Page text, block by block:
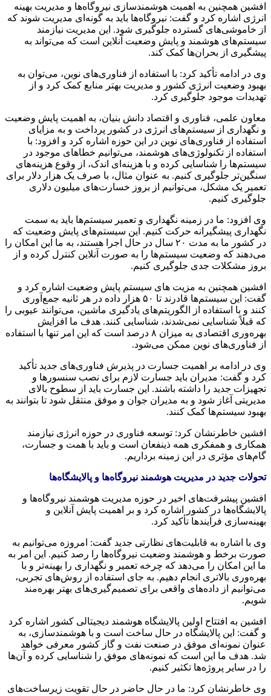
افشین همچنین به اهمیت هوشمندسازی نیروگاه‌ها و مدیریت بهینه
انرژی اشاره کرد و گفت: نیروگاه‌ها باید به گونه‌ای مدیریت شوند که
از خاموشی‌های گسترده جلوگیری شود. این مدیریت نیازمند
سیستم‌های هوشمند و پایش وضعیت آنلاین است که می‌تواند به
پیشگیری از بحران‌ها کمک کند.
وی در ادامه تأکید کرد: با استفاده از فناوری‌های نوین، می‌توان به
بهبود وضعیت انرژی کشور و مدیریت بهتر منابع کمک کرد و از
تهدیدات موجود جلوگیری کرد.
معاون علمی، فناوری و اقتصاد دانش بنیان، به اهمیت پایش وضعیت
و نگهداری از سیستم‌های انرژی در کشور پرداخت و به مزایای
استفاده از فناوری‌های نوین در این حوزه اشاره کرد و افزود: با
استفاده از تکنولوژی‌های هوشمند، می‌توانیم خطاهای موجود در
سیستم‌ها را شناسایی کرده و با هزینه‌ای اندک، از وقوع هزینه‌های
سنگین‌تر جلوگیری کنیم. به عنوان مثال، با صرف یک هزار دلار برای
تعمیر یک مشکل، می‌توانیم از بروز خسارت‌های میلیون دلاری
جلوگیری کنیم.
وی افزود: ما در زمینه نگهداری و تعمیر سیستم‌ها باید به سمت
نگهداری پیشگیرانه حرکت کنیم. این سیستم‌های پایش وضعیت که
در کشور ما به مدت ۲۰ سال در حال اجرا هستند، به ما این امکان را
می‌دهند که وضعیت سیستم‌ها را به صورت آنلاین کنترل کرده و از
بروز مشکلات جدی جلوگیری کنیم.
افشین همچنین به مزیت های سیستم پایش وضعیت اشاره کرد و
گفت: این سیستم‌ها قادرند تا ۵۰ هزار داده در هر ثانیه جمع‌آوری
کنند و با استفاده از الگوریتم‌های یادگیری ماشین، می‌توانند عیوبی را
که قبلاً شناسایی نمی‌شدند، شناسایی کنند. هدف ما افزایش
بهره‌وری اقتصادی به میزان ۸ درصد است که این امر تنها با استفاده
از فناوری‌های نوین ممکن می‌شود.
وی در ادامه بر اهمیت جسارت در پذیرش فناوری‌های جدید تأکید
کرد و گفت: مدیران باید جسارت لازم برای نصب سنسورها و
تجهیزات جدید را داشته باشند. این جسارت باید از سطوح بالای
مدیریتی آغاز شود و به مدیران جوان و موفق منتقل شود تا بتوانند به
بهبود سیستم‌ها کمک کنند.
افشین خاطرنشان کرد: توسعه فناوری در حوزه انرژی نیازمند
همکاری و همفکری همه ذینفعان است و باید با همت و جسارت،
گام‌های مؤثری در این زمینه برداریم.
تحولات جدید در مدیریت هوشمند نیروگاه‌ها و پالایشگاه‌ها
افشین پیشرفت‌های اخیر در حوزه مدیریت هوشمند نیروگاه‌ها و
پالایشگاه‌ها در کشور اشاره کرد و بر اهمیت پایش آنلاین و
بهینه‌سازی فرآیندها تأکید کرد.
وی با اشاره به قابلیت‌های نظارتی جدید گفت: امروزه می‌توانیم به
صورت برخط و هوشمند وضعیت نیروگاه‌ها را رصد کنیم. این امر به
ما این امکان را می‌دهد که چرخه تعمیر و نگهداری را بهینه‌تر و با
بهره‌وری بالاتری انجام دهیم. به جای استفاده از روش‌های تجربی،
می‌توانیم از داده‌های واقعی برای تصمیم‌گیری‌های بهتر بهره‌مند
شویم.
افشین به افتتاح اولین پالایشگاه هوشمند دیجیتالی کشور اشاره کرد
و گفت: این پالایشگاه در حال ساخت است و با هوشمندسازی، به
عنوان نمونه‌ای موفق در صنعت نفت و گاز کشور معرفی خواهد
شد. هدف ما این است که نمونه‌های موفق را شناسایی کرده و آن‌ها
را در سایر پروژه‌ها تکثیر کنیم.
وی خاطرنشان کرد: ما در حال حاضر در حال تقویت زیرساخت‌های